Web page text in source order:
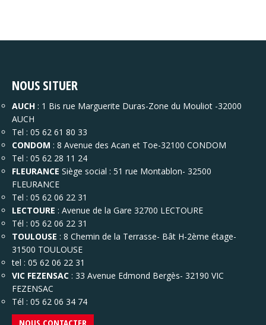
NOUS SITUER
AUCH : 1 Bis rue Marguerite Duras-Zone du Mouliot -32000
AUCH
Tel : 05 62 61 80 33
CONDOM : 8 Avenue des Acan et Toe-32100 CONDOM
Tel : 05 62 28 11 24
FLEURANCE Siège social : 51 rue Montablon- 32500
FLEURANCE
Tel : 05 62 06 22 31
LECTOURE : Avenue de la Gare 32700 LECTOURE
Tél : 05 62 06 22 31
TOULOUSE : 8 Chemin de la Terrasse- Bât H-2ème étage-
31500 TOULOUSE
tel : 05 62 06 22 31
VIC FEZENSAC : 33 Avenue Edmond Bergès- 32190 VIC
FEZENSAC
Tél : 05 62 06 34 74
NOUS CONTACTER